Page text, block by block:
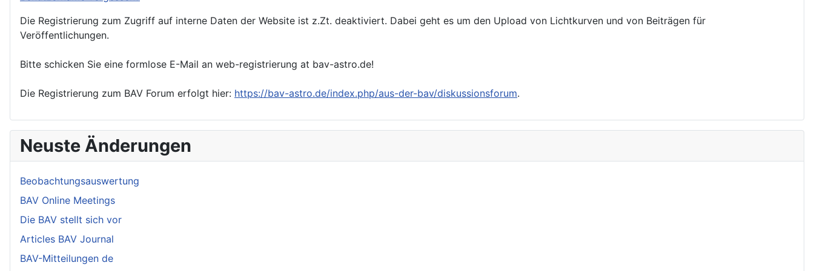
Die Registrierung zum Zugriff auf interne Daten der Website ist z.Zt. deaktiviert. Dabei geht es um den Upload von Lichtkurven und von Beiträgen für
Veröffentlichungen.
Bitte schicken Sie eine formlose E-Mail an web-registrierung at bav-astro.de!
Die Registrierung zum BAV Forum erfolgt hier: https://bav-astro.de/index.php/aus-der-bav/diskussionsforum.
Neuste Änderungen
Beobachtungsauswertung
BAV Online Meetings
Die BAV stellt sich vor
Articles BAV Journal
BAV-Mitteilungen de